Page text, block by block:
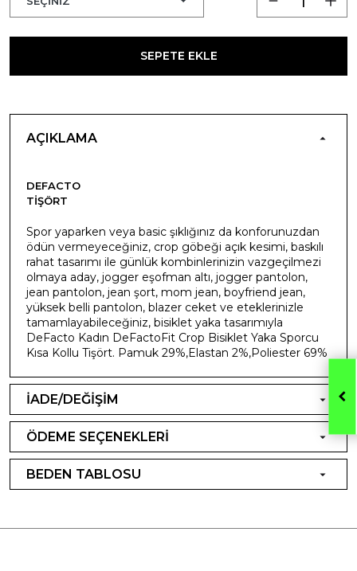
SEPETE EKLE
AÇIKLAMA
DEFACTO
TIŞÖRT
Spor yaparken veya basic şıklığınız da konforunuzdan
ödün vermeyeceğiniz, crop göbeği açık kesimi, baskılı
rahat tasarımı ile günlük kombinlerinizin vazgeçilmezi
olmaya aday, jogger eşofman altı, jogger pantolon,
jean pantolon, jean şort, mom jean, boyfriend jean,
yüksek belli pantolon, blazer ceket ve eteklerinizle
tamamlayabileceğiniz, bisiklet yaka tasarımıyla
DeFacto Kadın DeFactoFit Crop Bisiklet Yaka Sporcu
Kısa Kollu Tişört. Pamuk 29%,Elastan 2%,Poliester 69%
İADE/DEĞİŞİM
ÖDEME SEÇENEKLERİ
BEDEN TABLOSU